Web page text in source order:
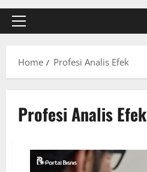
Home Profesi Analis Efek
Profesi Analis Efek